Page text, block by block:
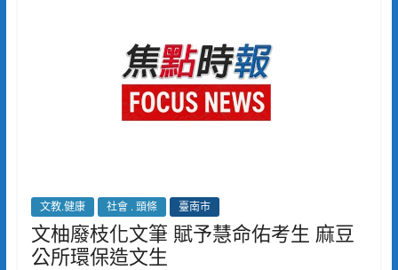
文教.健康 社會 . 頭條 臺南市
文柚廢枝化文筆 賦予慧命佑考生 麻豆
公所環保造文生